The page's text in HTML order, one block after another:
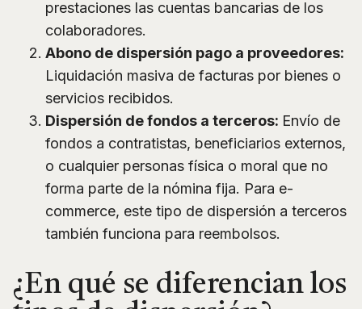
prestaciones las cuentas bancarias de los
colaboradores.
Abono de dispersión pago a proveedores:
Liquidación masiva de facturas por bienes o
servicios recibidos.
Dispersión de fondos a terceros: Envío de
fondos a contratistas, beneficiarios externos,
o cualquier personas física o moral que no
forma parte de la nómina fija. Para e-
commerce, este tipo de dispersión a terceros
también funciona para reembolsos.
¿En qué se diferencian los